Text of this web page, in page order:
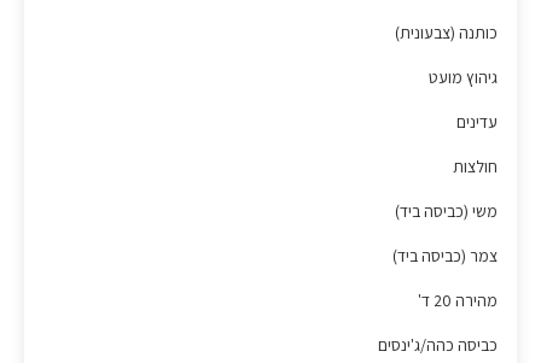
כותנה (צבעונית)
גיהוץ מועט
עדינים
חולצות
משי (כביסה ביד)
צמר (כביסה ביד)
מהירה 20 ד'
כביסה כהה/ג'ינסים